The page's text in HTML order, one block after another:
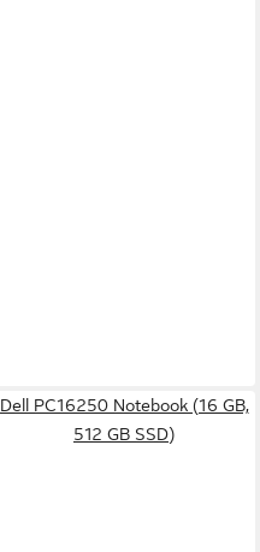
Dell PC16250 Notebook (16 GB,
512 GB SSD)